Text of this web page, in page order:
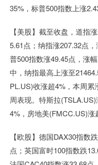
35%，标普500指数上涨
【美股】截至收盘，道指
5.61点；纳指涨207.32点
普500指数涨49.45点，涨
中，纳指最高上涨至
PL.US)收涨超4%，本周
周表现。特斯拉
4%，房地美(FMCC.US)涨
【欧股】德国DAX30指数
点；英国富时100指数跌